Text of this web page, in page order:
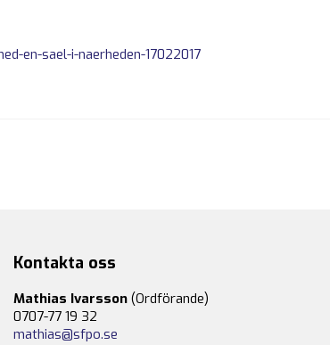
en-sael-i-naerheden-17022017
Kontakta oss
Mathias Ivarsson (Ordförande)
0707-77 19 32
mathias@sfpo.se